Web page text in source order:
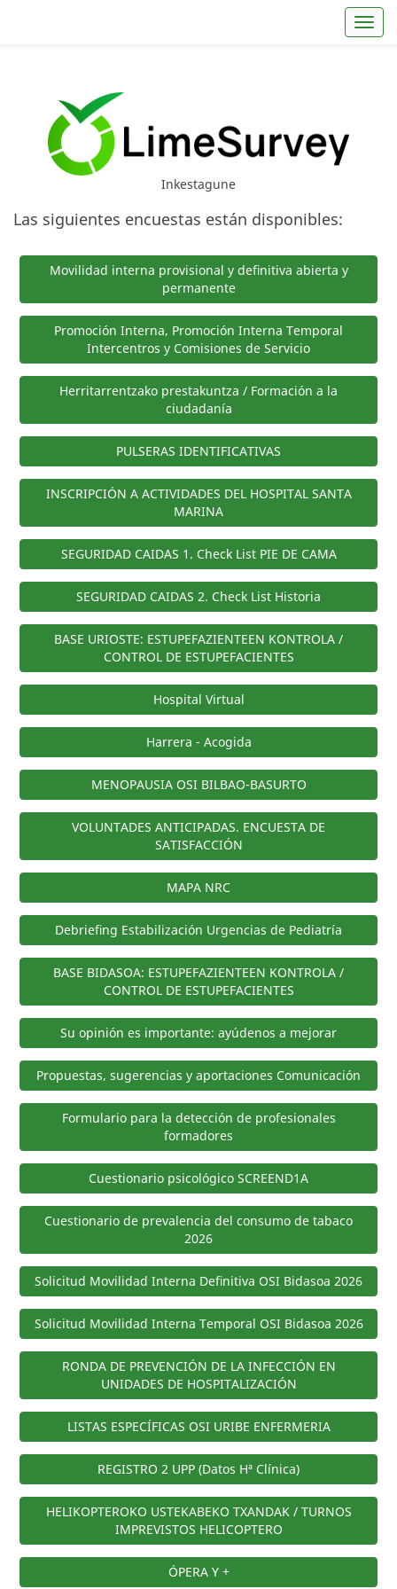
Inkestagune
Las siguientes encuestas están disponibles:
Movilidad interna provisional y definitiva abierta y
permanente
Promoción Interna, Promoción Interna Temporal
Intercentros y Comisiones de Servicio
Herritarrentzako prestakuntza / Formación a la
ciudadanía
PULSERAS IDENTIFICATIVAS
INSCRIPCIÓN A ACTIVIDADES DEL HOSPITAL SANTA
MARINA
SEGURIDAD CAIDAS 1. Check List PIE DE CAMA
SEGURIDAD CAIDAS 2. Check List Historia
BASE URIOSTE: ESTUPEFAZIENTEEN KONTROLA /
CONTROL DE ESTUPEFACIENTES
Hospital Virtual
Harrera - Acogida
MENOPAUSIA OSI BILBAO-BASURTO
VOLUNTADES ANTICIPADAS. ENCUESTA DE
SATISFACCIÓN
MAPA NRC
Debriefing Estabilización Urgencias de Pediatría
BASE BIDASOA: ESTUPEFAZIENTEEN KONTROLA /
CONTROL DE ESTUPEFACIENTES
Su opinión es importante: ayúdenos a mejorar
Propuestas, sugerencias y aportaciones Comunicación
Formulario para la detección de profesionales
formadores
Cuestionario psicológico SCREEND1A
Cuestionario de prevalencia del consumo de tabaco
2026
Solicitud Movilidad Interna Definitiva OSI Bidasoa 2026
Solicitud Movilidad Interna Temporal OSI Bidasoa 2026
RONDA DE PREVENCIÓN DE LA INFECCIÓN EN
UNIDADES DE HOSPITALIZACIÓN
LISTAS ESPECÍFICAS OSI URIBE ENFERMERIA
REGISTRO 2 UPP (Datos Hª Clínica)
HELIKOPTEROKO USTEKABEKO TXANDAK / TURNOS
IMPREVISTOS HELICOPTERO
ÓPERA Y +